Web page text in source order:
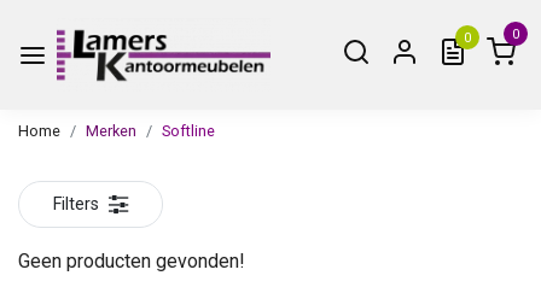
0 0
Home Merken Softline
Filters
Geen producten gevonden!